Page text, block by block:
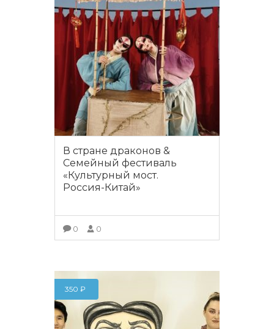
В стране драконов &
Семейный фестиваль
«Культурный мост.
Россия-Китай»
0 0
350 ₽